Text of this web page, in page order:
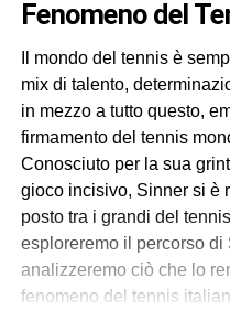
Fenomeno del
Il mondo del tennis è
mix di talento,
in mezzo a tutto questo,
firmamento del tennis
Conosciuto per la sua
gioco incisivo, Sinner si è
posto tra i grandi del
esploreremo il percorso
analizzeremo ciò che lo
fenomeno del tennis